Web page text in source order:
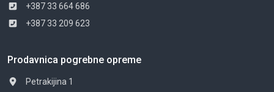
+387 33 664 686
+387 33 209 623
Prodavnica pogrebne opreme
Petrakijina 1